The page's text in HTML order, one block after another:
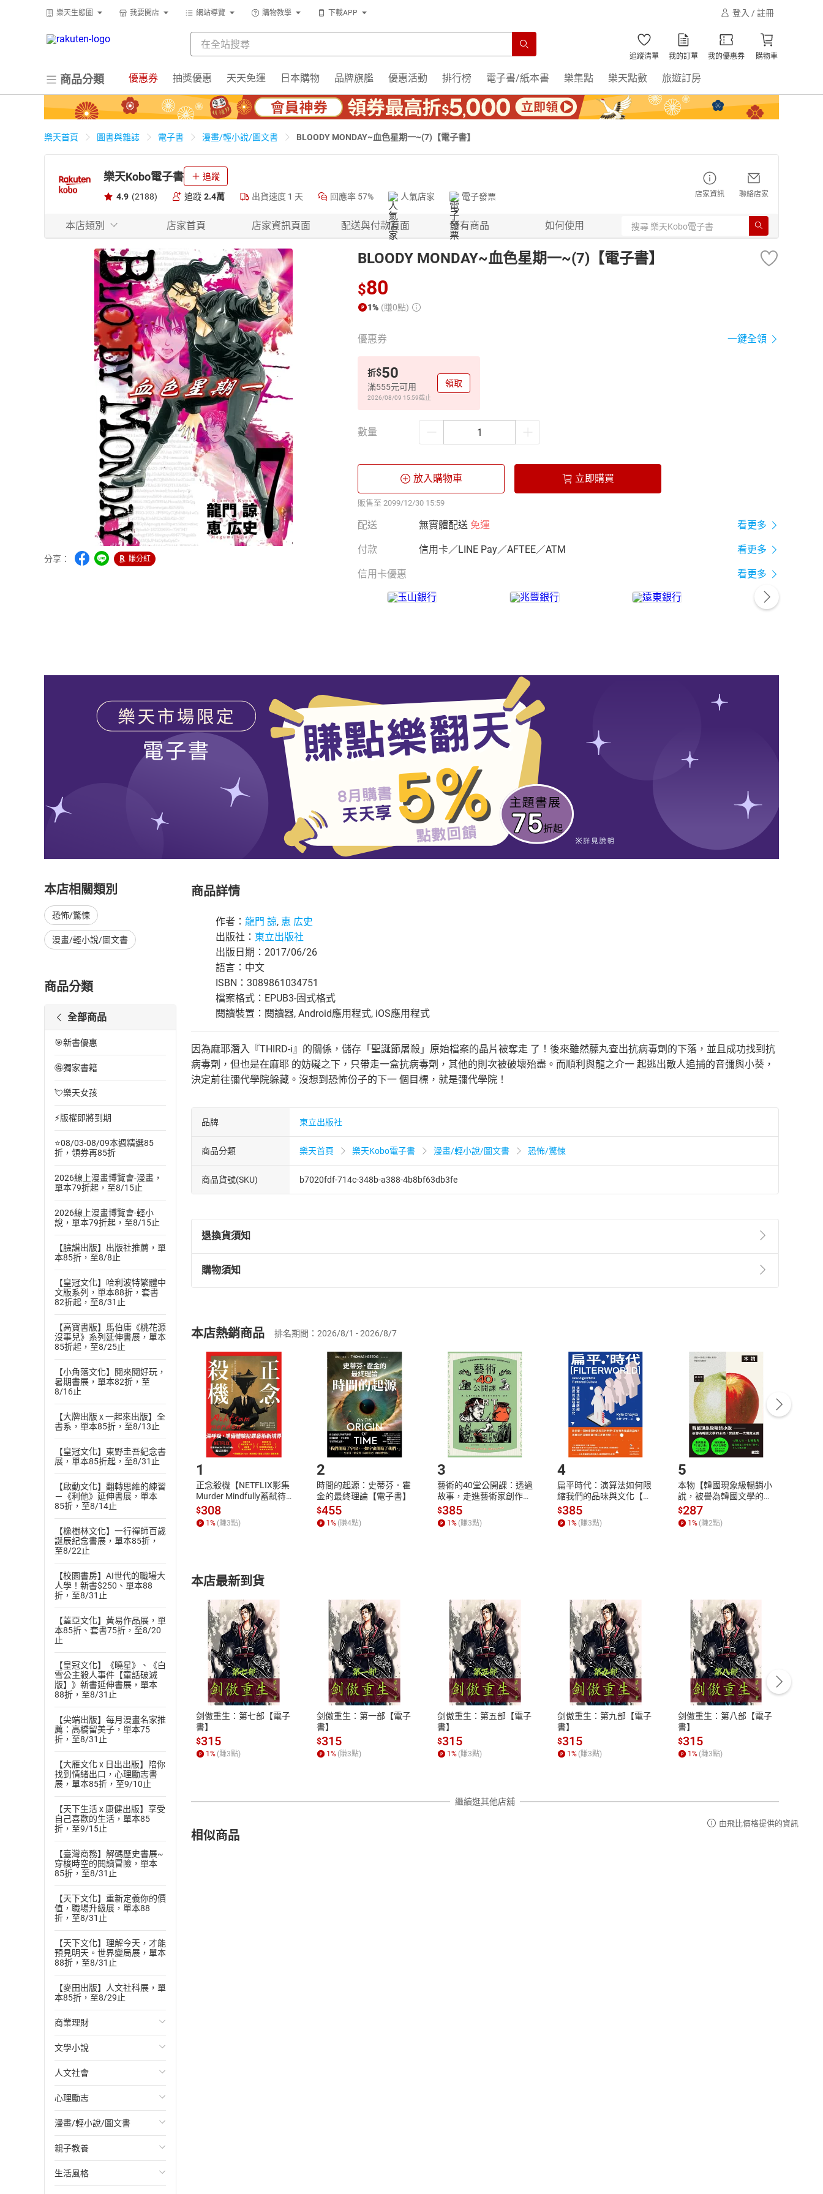
樂天生態圈 我要開店 網站導覽 購物教學 下載APP 登入 / 註冊
追蹤清單 我的訂單 我的優惠券 購物車
商品分類 優惠券 抽獎優惠 天天免運 日本購物 品牌旗艦 優惠活動 排行榜 電子書/紙本書 樂集點 樂天點數 旅遊訂房
樂天首頁 圖書與雜誌 電子書 漫畫/輕小說/圖文書 BLOODY MONDAY~血色星期一~(7)【電子書】
樂天Kobo電子書 追蹤
4.9 (2188) 追蹤 2.4萬 出貨速度 1 天 回應率 57% 人氣店家 電子發票 店家資訊 聯絡店家
本店類別 店家首頁 店家資訊頁面 配送與付款頁面 所有商品 如何使用
分享： 賺分紅
BLOODY MONDAY~血色星期一~(7)【電子書】
$80
1% (賺0點)
優惠券 一鍵全領
折$50
滿555元可用
2026/08/09 15:59截止
領取
數量
放入購物車 立即購買
販售至 2099/12/30 15:59
配送 無實體配送 免運 看更多
付款 信用卡／LINE Pay／AFTEE／ATM 看更多
信用卡優惠 看更多
本店相關類別
恐怖/驚悚
漫畫/輕小說/圖文書
商品分類
全部商品
🎯新書優惠
🉐獨家書籍
💘樂天女孩
⚡版權即將到期
⭐08/03-08/09本週精選85
折，領券再85折
2026線上漫畫博覽會-漫畫，
單本79折起，至8/15止
2026線上漫畫博覽會-輕小
說，單本79折起，至8/15止
【臉譜出版】出版社推薦，單
本85折，至8/8止
【皇冠文化】哈利波特繁體中
文版系列，單本88折，套書
82折起，至8/31止
【高寶書版】馬伯庸《桃花源
沒事兒》系列延伸書展，單本
85折起，至8/25止
【小角落文化】閱來閱好玩，
暑期書展，單本82折，至
8/16止
【大牌出版 x 一起來出版】全
書系，單本85折，至8/13止
【皇冠文化】東野圭吾紀念書
展，單本85折起，至8/31止
【啟動文化】翻轉思維的練習
－《利他》延伸書展，單本
85折，至8/14止
【橡樹林文化】一行禪師百歲
誕辰紀念書展，單本85折，
至8/22止
【校園書房】AI世代的職場大
人學！新書$250、單本88
折，至8/31止
【蓋亞文化】黃易作品展，單
本85折、套書75折，至8/20
止
【皇冠文化】《曉星》、《白
雪公主殺人事件【童話破滅
版】》新書延伸書展，單本
88折，至8/31止
【尖端出版】每月漫畫名家推
薦：高橋留美子，單本75
折，至8/31止
【大雁文化 x 日出出版】陪你
找到情緒出口，心理勵志書
展，單本85折，至9/10止
【天下生活 x 康健出版】享受
自己喜歡的生活，單本85
折，至9/15止
【臺灣商務】解碼歷史書展~
穿梭時空的閱讀冒險，單本
85折，至8/31止
【天下文化】重新定義你的價
值，職場升級展，單本88
折，至8/31止
【天下文化】理解今天，才能
預見明天。世界變局展，單本
88折，至8/31止
【麥田出版】人文社科展，單
本85折，至8/29止
商業理財
投資理財
經濟/趨勢
財務/金融
管理/領導
職場工作術
成功法
文學小說
歐美文學
日本文學
韓國文學
華文文學
經典文學
人文社會
國際關係
政治
社會科學
台灣/中國歷史
心理勵志
心靈成長/情緒
人際關係
兩性關係
漫畫/輕小說/圖文書
輕小說
奇幻/科幻
親子教養
教育現場
生活風格
商品詳情
作者： 龍門 諒, 恵 広史
出版社： 東立出版社
出版日期：2017/06/26
語言：中文
ISBN：3089861034751
檔案格式：EPUB3-固式格式
閱讀裝置：閱讀器, Android應用程式, iOS應用程式
因為麻耶潛入『THIRD-i』的關係，儲存「聖誕節屠殺」原始檔案的晶片被奪走 了！後來雖然藤丸查出抗病毒劑的下落，並且成功找到抗
病毒劑，但也是在麻耶 的妨礙之下，只帶走一盒抗病毒劑，其他的則次被破壞殆盡。而順利與龍之介一 起逃出敵人追捕的音彌與小葵，
決定前往彌代學院躲藏。沒想到恐怖份子的下一 個目標，就是彌代學院！
品牌 東立出版社
商品分類 樂天首頁 樂天Kobo電子書 漫畫/輕小說/圖文書 恐怖/驚悚
商品貨號(SKU) b7020fdf-714c-348b-a388-4b8bf63db3fe
退換貨須知
退換貨規定：
(一)依消費者保護法第19條第1項後段暨通訊交易解除權合理例外情事適用準則第2條第5款之規定，「非以有形媒介提供之數位
(二)消費者訂購本店鋪之商品即代表知悉本店鋪所銷售之商品為電子書，屬非以有形媒介提供之數位內容，消費者同意若訂購後
且已下載/存取電子書，不得請求退貨退款。
退貨方式：您欲取消訂單或辦理退貨時，請登入樂天市場，並於「我的訂單」中點選「瀏覽訂單明細」
「申請取消訂單 /退
貨」，本店鋪將依您的申請進行審核，待審核通過後將為您辦理退款事宜。
請注意，樂天市場須以整筆訂單為單位進行取消/退貨，恕無法以單支商品取消/退貨。
購物須知
挑選商品
Choose
放入購物車
Shopping cart
登入帳號
Login
付款方式
Payment
完成
Complete
購書後，如何開始使用？
Step1.選擇閱讀載具 Step2.登入帳號，下載書籍後看書
付款方式
ATM轉帳、信用卡、LINE PAY、AFTEE
退換貨規範
本店是否提供消費者保護法七日猶豫期
之權利，遽消費者保護法及通訊交易解
除權合理例外情事適用準則，依商品性
質各有不同規定。詳細退換貨說明請參
照各商品說明。
客服資訊
服務時間：週一到週五 10:00-12:00、
13:00-17:00 (國定假日及例假日休息)
客服電話：0080-1857077
本店熱銷商品 排名期間：2026/8/1 - 2026/8/7
1
正念殺機【NETFLIX影集
Murder Mindfully蓄弒待
發】【電子書】
$308
1 % (賺3點)
2
時間的起源：史蒂芬．霍
金的最終理論【電子書】
$455
1 % (賺4點)
3
藝術的40堂公開課：透過
故事，走進藝術家創作現
場，看藝術如何誕生、如
何形塑人類生活【電子
書】
$385
1 % (賺3點)
4
扁平時代：演算法如何限
縮我們的品味與文化【電
子書】
$385
1% (賺3點)
5
本物【韓國現象級暢銷小
說，被譽為韓國文學的未
來】【電子書】
$287
1% (賺2點)
本店最新到貨
剑傲重生：第七部【電子
書】
$315
1 % (賺3點)
剑傲重生：第一部【電子
書】
$315
1 % (賺3點)
剑傲重生：第五部【電子
書】
$315
1 % (賺3點)
剑傲重生：第九部【電子
書】
$315
1% (賺3點)
剑傲重生：第八部【電子
書】
$315
1% (賺3點)
繼續逛其他店舖
相似商品
由飛比價格提供的資訊